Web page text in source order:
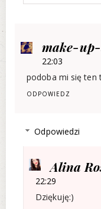
make-
22:03
podoba mi się ten
ODPOWIEDZ
Odpowiedzi
Alina
22:29
Dziękuję:)